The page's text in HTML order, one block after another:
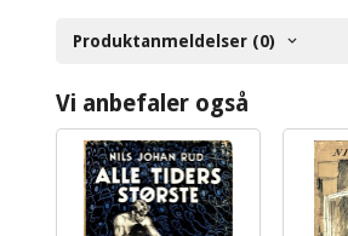
Produktanmeldelser (0)
Vi anbefaler også